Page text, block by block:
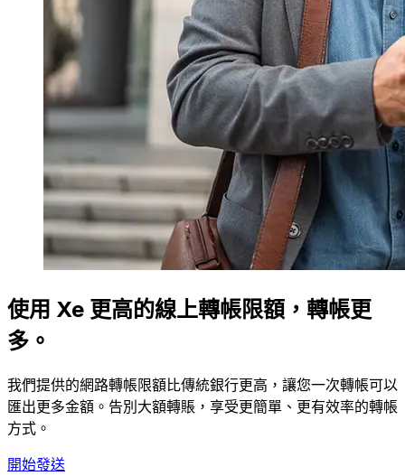
使用 Xe 更高的線上轉帳限額，轉帳更
多。
我們提供的網路轉帳限額比傳統銀行更高，讓您一次轉帳可以
匯出更多金額。告別大額轉賬，享受更簡單、更有效率的轉帳
方式。
開始發送